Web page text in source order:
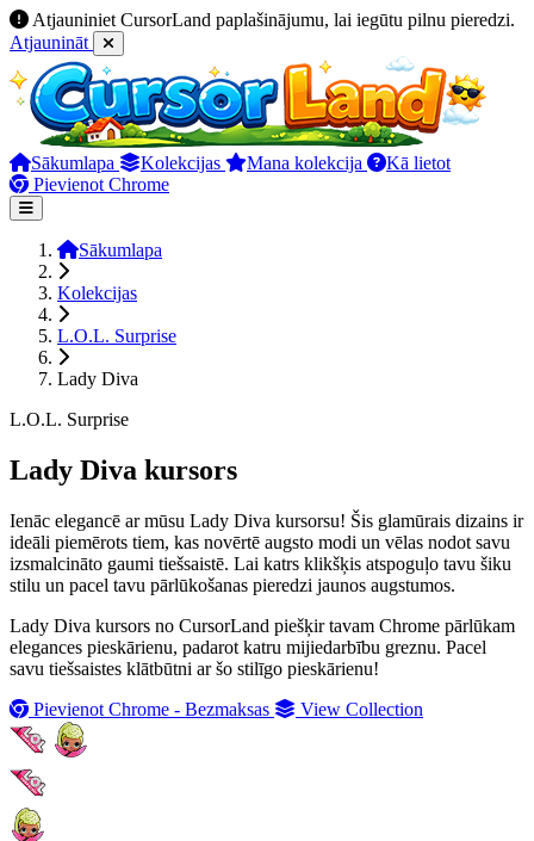
Atjauniniet CursorLand paplašinājumu, lai iegūtu pilnu pieredzi.
Atjaunināt
Sākumlapa Kolekcijas Mana kolekcija
Kā lietot
Pievienot Chrome
Sākumlapa
Kolekcijas
L.O.L. Surprise
Lady Diva
L.O.L. Surprise
Lady Diva kursors
Ienāc elegancē ar mūsu Lady Diva kursorsu! Šis glamūrais dizains ir
ideāli piemērots tiem, kas novērtē augsto modi un vēlas nodot savu
izsmalcināto gaumi tiešsaistē. Lai katrs klikšķis atspoguļo tavu šiku
stilu un pacel tavu pārlūkošanas pieredzi jaunos augstumos.
Lady Diva kursors no CursorLand piešķir tavam Chrome pārlūkam
elegances pieskārienu, padarot katru mijiedarbību greznu. Pacel
savu tiešsaistes klātbūtni ar šo stilīgo pieskārienu!
Pievienot Chrome - Bezmaksas
View Collection